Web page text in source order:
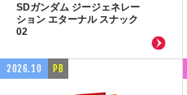
SDガンダム ジージェネレー
ション エターナル スナック
02
2026.10 PB